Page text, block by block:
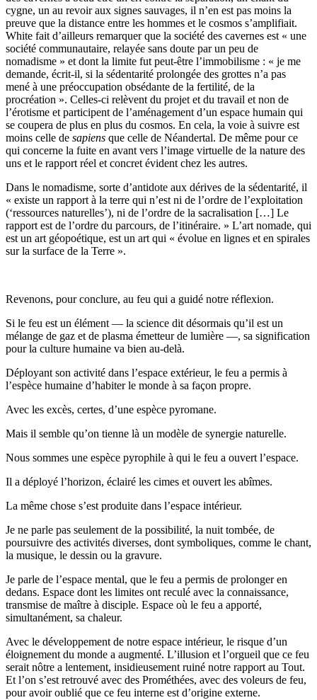
cygne, un au revoir aux signes sauvages, il n’en est pas moins la
preuve que la distance entre les hommes et le cosmos s’amplifiait.
White fait d’ailleurs remarquer que la société des cavernes est « une
société communautaire, relayée sans doute par un peu de
nomadisme » et dont la limite fut peut-être l’immobilisme : « je me
demande, écrit-il, si la sédentarité prolongée des grottes n’a pas
mené à une préoccupation obsédante de la fertilité, de la
procréation ». Celles-ci relèvent du projet et du travail et non de
l’érotisme et participent de l’aménagement d’un espace humain qui
se coupera de plus en plus du cosmos. En cela, la voie à suivre est
moins celle de sapiens que celle de Néandertal. De même pour ce
qui concerne la fuite en avant vers l’image virtuelle de la nature des
uns et le rapport réel et concret évident chez les autres.
Dans le nomadisme, sorte d’antidote aux dérives de la sédentarité, il
« existe un rapport à la terre qui n’est ni de l’ordre de l’exploitation
(‘ressources naturelles’), ni de l’ordre de la sacralisation […] Le
rapport est de l’ordre du parcours, de l’itinéraire. » L’art nomade, qui
est un art géopoétique, est un art qui « évolue en lignes et en spirales
sur la surface de la Terre ».
Revenons, pour conclure, au feu qui a guidé notre réflexion.
Si le feu est un élément — la science dit désormais qu’il est un
mélange de gaz et de plasma émetteur de lumière —, sa signification
pour la culture humaine va bien au-delà.
Déployant son activité dans l’espace extérieur, le feu a permis à
l’espèce humaine d’habiter le monde à sa façon propre.
Avec les excès, certes, d’une espèce pyromane.
Mais il semble qu’on tienne là un modèle de synergie naturelle.
Nous sommes une espèce pyrophile à qui le feu a ouvert l’espace.
Il a déployé l’horizon, éclairé les cimes et ouvert les abîmes.
La même chose s’est produite dans l’espace intérieur.
Je ne parle pas seulement de la possibilité, la nuit tombée, de
poursuivre des activités diverses, dont symboliques, comme le chant,
la musique, le dessin ou la gravure.
Je parle de l’espace mental, que le feu a permis de prolonger en
dedans. Espace dont les limites ont reculé avec la connaissance,
transmise de maître à disciple. Espace où le feu a apporté,
simultanément, sa chaleur.
Avec le développement de notre espace intérieur, le risque d’un
éloignement du monde a augmenté. L’illusion et l’orgueil que ce feu
serait nôtre a lentement, insidieusement ruiné notre rapport au Tout.
Et l’on s’est retrouvé avec des Prométhées, avec des voleurs de feu,
pour avoir oublié que ce feu interne est d’origine externe.